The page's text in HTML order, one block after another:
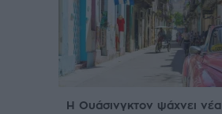
Η Ουάσινγκτον ψάχνει νέα